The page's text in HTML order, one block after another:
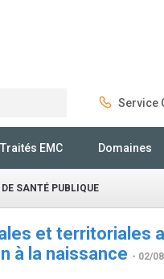
Service
Traités EMC Domaines
SANTÉ PUBLIQUE
et territoriales
à la naissance - 02/